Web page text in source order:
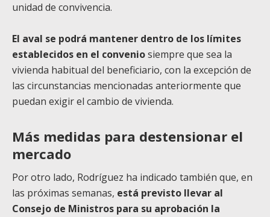
unidad de convivencia.
El aval se podrá mantener dentro de los límites
establecidos en el conveniosiempre que sea la
vivienda habitual del beneficiario, con la excepción de
las circunstancias mencionadas anteriormente que
puedan exigir el cambio de vivienda.
Más medidas para destensionar el
mercado
Por otro lado, Rodríguez ha indicado también que, en
las próximas semanas, está previsto llevar al
Consejo de Ministros para su aprobación la